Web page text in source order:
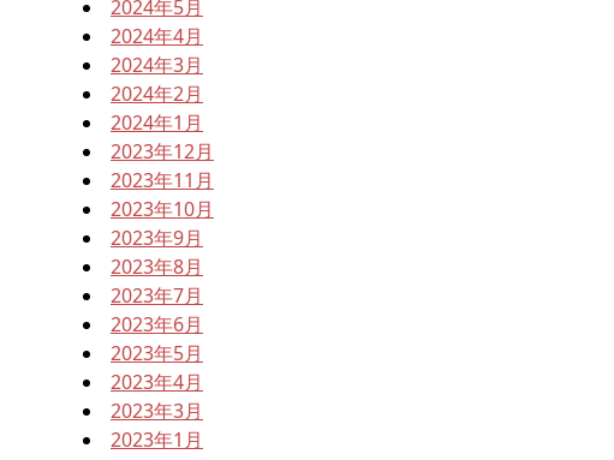
2024年5月
2024年4月
2024年3月
2024年2月
2024年1月
2023年12月
2023年11月
2023年10月
2023年9月
2023年8月
2023年7月
2023年6月
2023年5月
2023年4月
2023年3月
2023年1月